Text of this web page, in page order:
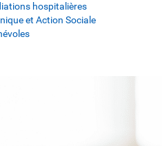
hospitalières
et Action Sociale